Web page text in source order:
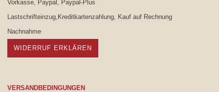
Vorkasse, Paypal, Paypal-Plus
Lastschrifteinzug,Kreditkartenzahlung, Kauf auf Rechnung
Nachnahme
WIDERRUF ERKLÄREN
VERSANDBEDINGUNGEN